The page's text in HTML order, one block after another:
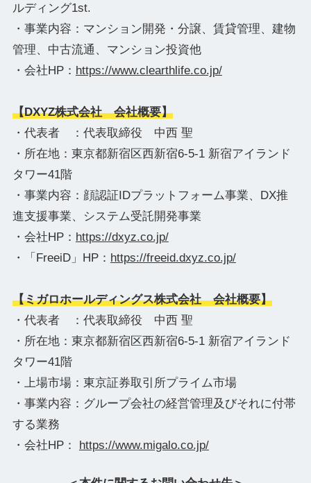
ルディング1st.
・事業内容：マンション開発・分譲、賃貸管理、建物
管理、中古流通、マンション投資他
・会社HP： https://www.clearthlife.co.jp/
【DXYZ株式会社 会社概要】
・代表者 ：代表取締役 中西 聖
・所在地：東京都新宿区西新宿6-5-1 新宿アイランド
タワー41階
・事業内容：顔認証IDプラットフォーム事業、DX推
進支援事業、システム受託開発事業
・会社HP： https://dxyz.co.jp/
・「FreeiD」HP： https://freeid.dxyz.co.jp/
【ミガロホールディングス株式会社 会社概要】
・代表者 ：代表取締役 中西 聖
・所在地：東京都新宿区西新宿6-5-1 新宿アイランド
タワー41階
・上場市場：東京証券取引所プライム市場
・事業内容：グループ会社の経営管理及びそれに付帯
する業務
・会社HP： https://www.migalo.co.jp/